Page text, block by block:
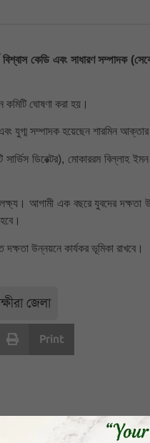
কেডি এবং সাধারণ সম্পাদক
কমিটি ঘোষণা করা হয়।
যুগ্ম সম্পাদক হয়েছেন শারমিন আক্তার
ডিরেক্টর), মোকাররম বিল্লাহ
লক্ষ্য। আগামী এক বছরে যুবদের দক্ষতা
উন্নয়নে কার্যকর ভূমিকা রাখবে।
জেলা
Print